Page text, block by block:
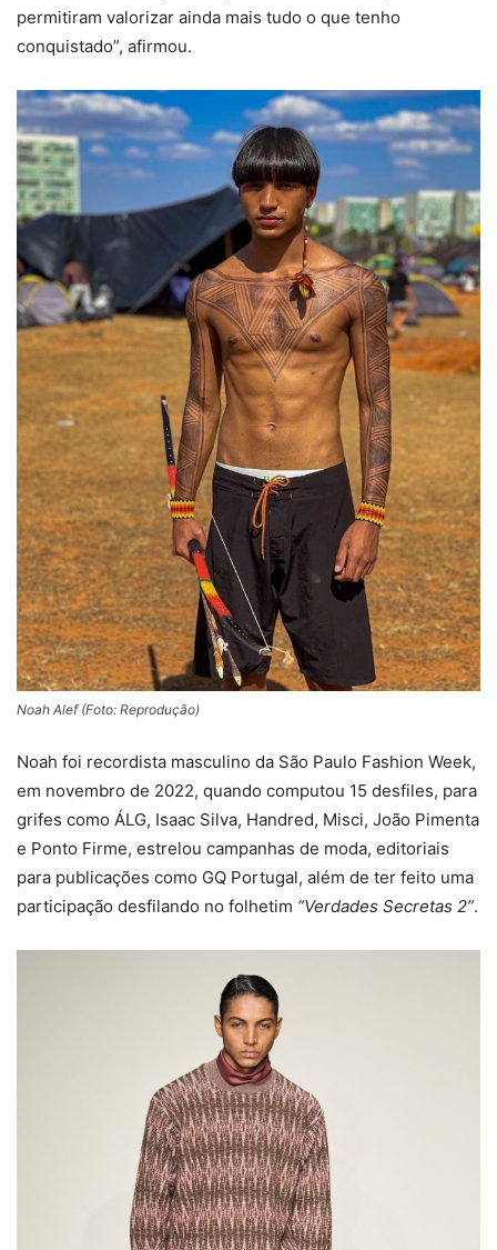
permitiram valorizar ainda mais tudo o que tenho
conquistado”, afirmou.
Noah Alef (Foto: Reprodução)
Noah foi recordista masculino da São Paulo Fashion Week,
em novembro de 2022, quando computou 15 desfiles, para
grifes como ÁLG, Isaac Silva, Handred, Misci, João Pimenta
e Ponto Firme, estrelou campanhas de moda, editoriais
para publicações como GQ Portugal, além de ter feito uma
participação desfilando no folhetim “Verdades Secretas 2”.